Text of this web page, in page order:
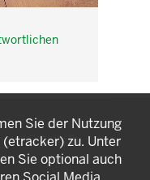
GESUND
Sie der Nutzung
zu. Unter
Sie optional auch